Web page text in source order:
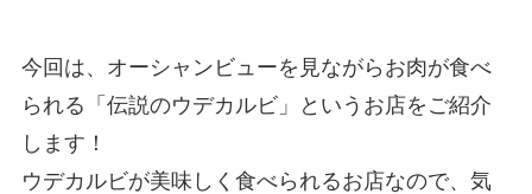
今回は、オーシャンビューを見ながらお肉が食べ
られる「伝説のウデカルビ」というお店をご紹介
します！
ウデカルビが美味しく食べられるお店なので、気